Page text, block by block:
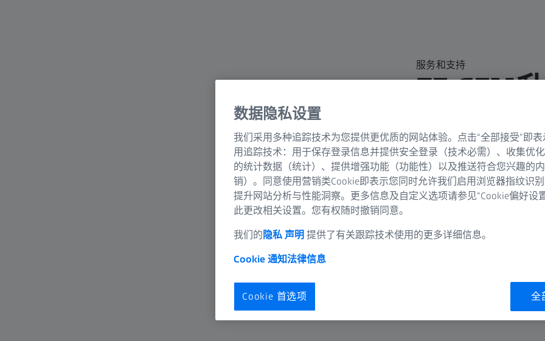
服务和支持
FE-SEM
和扩展功
数据隐私设置
我们采用多种追踪技术为您提供更优质的网站体验。点击“全部接受”即
用追踪技术：用于保存登录信息并提供安全登录（技术必需）、收集优
的统计数据（统计）、提供增强功能（功能性）以及推送符合您兴趣的
销）。同意使用营销类Cookie即表示您同时允许我们启用浏览器指纹识
提升网站分析与性能洞察。更多信息及自定义选项请参见“Cookie偏好设
此更改相关设置。您有权随时撤销同意。
我们的 隐私 声明 提供了有关跟踪技术使用的更多详细信息。
Cookie 通知法律信息
Cookie 首选项 全